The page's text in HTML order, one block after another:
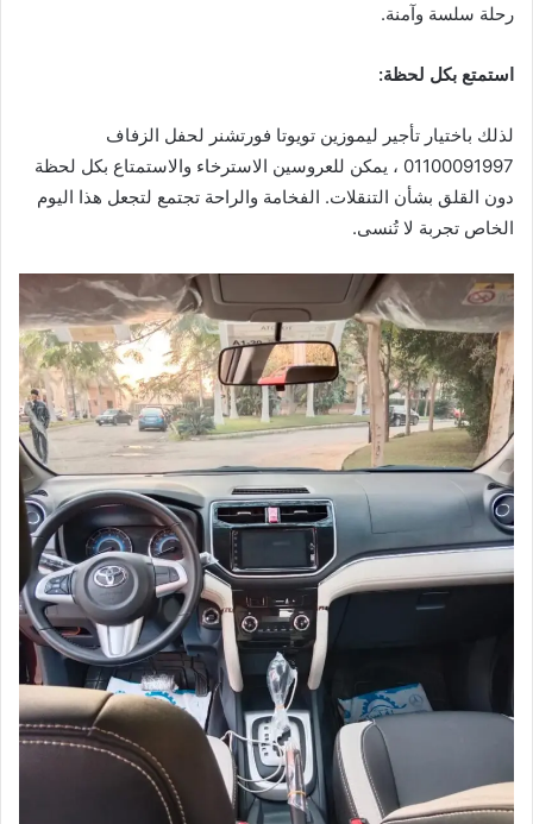
رحلة سلسة وآمنة.
استمتع بكل لحظة:
لذلك باختيار تأجير ليموزين تويوتا فورتشنر لحفل الزفاف
01100091997 ، يمكن للعروسين الاسترخاء والاستمتاع بكل لحظة
دون القلق بشأن التنقلات. الفخامة والراحة تجتمع لتجعل هذا اليوم
الخاص تجربة لا تُنسى.